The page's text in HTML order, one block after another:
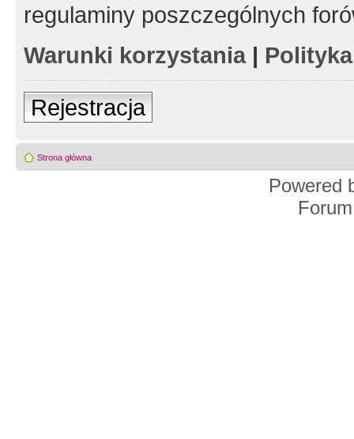
regulaminy poszczególnych
Warunki korzystania|
Rejestracja
Strona główna
Powered